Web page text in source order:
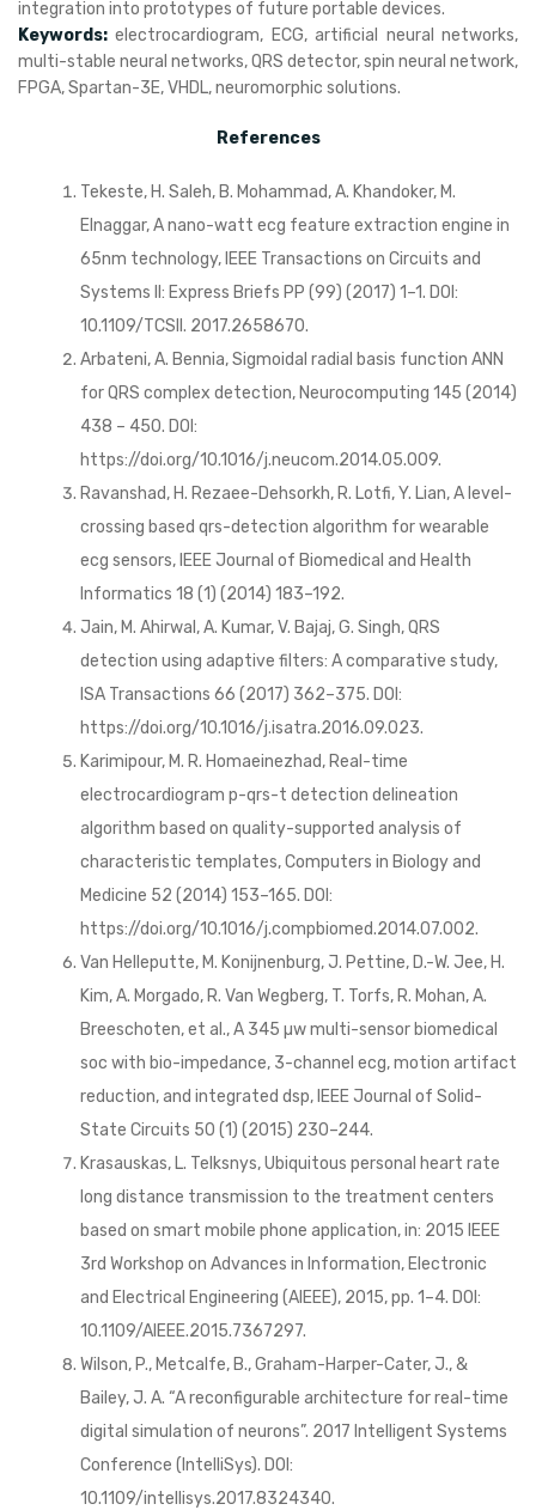
integration into prototypes of future portable devices.
Keywords: electrocardiogram, ECG, artificial neural networks,
multi-stable neural networks, QRS detector, spin neural network,
FPGA, Spartan-3E, VHDL, neuromorphic solutions.
References
Tekeste, H. Saleh, B. Mohammad, A. Khandoker, M.
Elnaggar, A nano-watt ecg feature extraction engine in
65nm technology, IEEE Transactions on Circuits and
Systems II: Express Briefs PP (99) (2017) 1–1. DOI:
10.1109/TCSII. 2017.2658670.
Arbateni, A. Bennia, Sigmoidal radial basis function ANN
for QRS complex detection, Neurocomputing 145 (2014)
438 – 450. DOI:
https://doi.org/10.1016/j.neucom.2014.05.009.
Ravanshad, H. Rezaee-Dehsorkh, R. Lotfi, Y. Lian, A level-
crossing based qrs-detection algorithm for wearable
ecg sensors, IEEE Journal of Biomedical and Health
Informatics 18 (1) (2014) 183–192.
Jain, M. Ahirwal, A. Kumar, V. Bajaj, G. Singh, QRS
detection using adaptive filters: A comparative study,
ISA Transactions 66 (2017) 362–375. DOI:
https://doi.org/10.1016/j.isatra.2016.09.023.
Karimipour, M. R. Homaeinezhad, Real-time
electrocardiogram p-qrs-t detection delineation
algorithm based on quality-supported analysis of
characteristic templates, Computers in Biology and
Medicine 52 (2014) 153–165. DOI:
https://doi.org/10.1016/j.compbiomed.2014.07.002.
Van Helleputte, M. Konijnenburg, J. Pettine, D.-W. Jee, H.
Kim, A. Morgado, R. Van Wegberg, T. Torfs, R. Mohan, A.
Breeschoten, et al., A 345 µw multi-sensor biomedical
soc with bio-impedance, 3-channel ecg, motion artifact
reduction, and integrated dsp, IEEE Journal of Solid-
State Circuits 50 (1) (2015) 230–244.
Krasauskas, L. Telksnys, Ubiquitous personal heart rate
long distance transmission to the treatment centers
based on smart mobile phone application, in: 2015 IEEE
3rd Workshop on Advances in Information, Electronic
and Electrical Engineering (AIEEE), 2015, pp. 1–4. DOI:
10.1109/AIEEE.2015.7367297.
Wilson, P., Metcalfe, B., Graham-Harper-Cater, J., &
Bailey, J. A. “A reconfigurable architecture for real-time
digital simulation of neurons”. 2017 Intelligent Systems
Conference (IntelliSys). DOI:
10.1109/intellisys.2017.8324340.